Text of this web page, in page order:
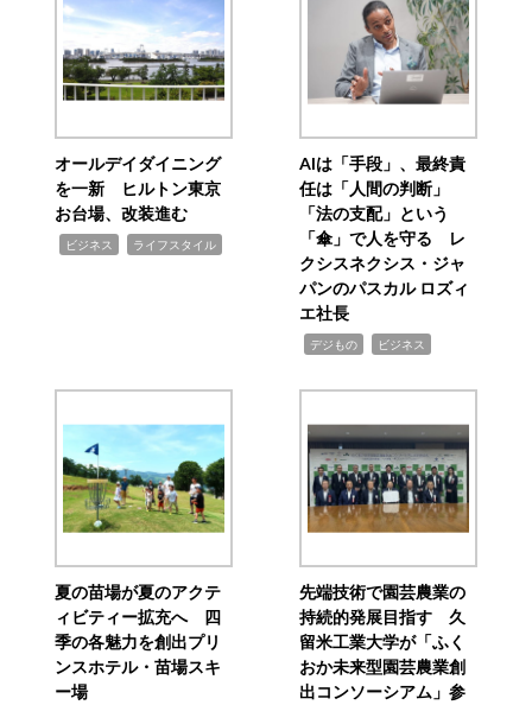
オールデイダイニング
を一新 ヒルトン東京
お台場、改装進む
ビジネス ライフスタイル
AIは「手段」、最終責
任は「人間の判断」
「法の支配」という
「傘」で人を守る レ
クシスネクシス・ジャ
パンのパスカル ロズィ
エ社長
デジもの ビジネス
夏の苗場が夏のアクテ
ィビティー拡充へ 四
季の各魅力を創出プリ
ンスホテル・苗場スキ
ー場
先端技術で園芸農業の
持続的発展目指す 久
留米工業大学が「ふく
おか未来型園芸農業創
出コンソーシアム」参